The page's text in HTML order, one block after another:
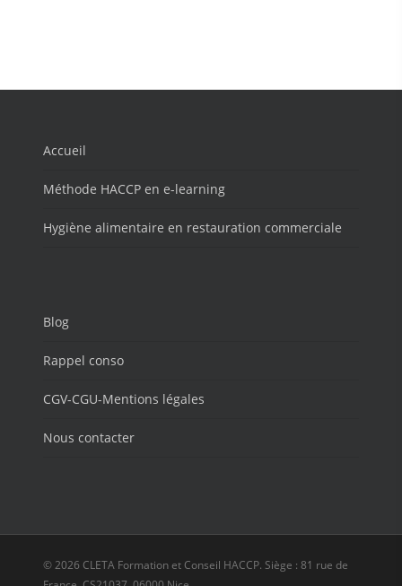
Accueil
Méthode HACCP en e-learning
Hygiène alimentaire en restauration commerciale
Blog
Rappel conso
CGV-CGU-Mentions légales
Nous contacter
© 2026 CLETA Formation et Conseil HACCP. Siège : 81 rue de